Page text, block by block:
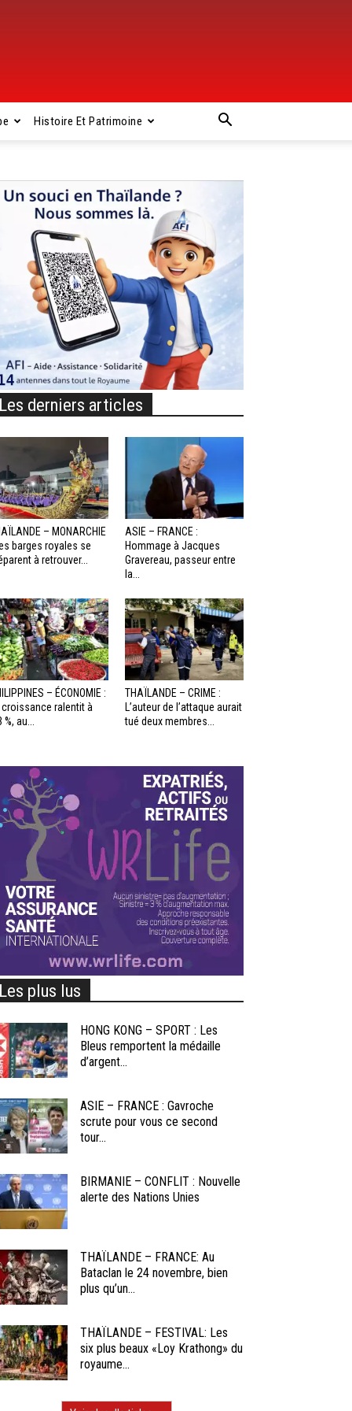
Histoire Et Patrimoine
Les derniers articles
– MONARCHIE
barges royales se
à retrouver...
ASIE – FRANCE :
Hommage à Jacques
Gravereau, passeur entre
la...
– ÉCONOMIE :
croissance ralentit à
%, au...
THAÏLANDE – CRIME :
L’auteur de l’attaque aurait
tué deux membres...
Les plus lus
HONG KONG – SPORT : Les
Bleus remportent la médaille
d’argent...
ASIE – FRANCE : Gavroche
scrute pour vous ce second
tour...
BIRMANIE – CONFLIT : Nouvelle
alerte des Nations Unies
THAÏLANDE – FRANCE: Au
Bataclan le 24 novembre, bien
plus qu’un...
THAÏLANDE – FESTIVAL: Les
six plus beaux «Loy Krathong» du
royaume...